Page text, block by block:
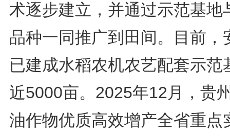
术逐步建立，并通过示范基地
品种一同推广到田间。目前，
已建成水稻农机农艺配套示范
近5000亩。2025年12月，贵
油作物优质高效增产全省重点